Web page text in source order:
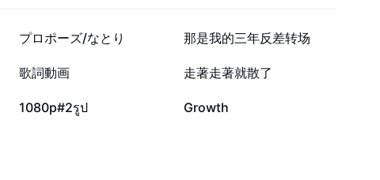
4萬
プロポーズ/なとり 3.5萬
那是我的三年反差转场
1萬
歌詞動画 2135
走著走著就散了
320
1080p#2รูป 78
Growth